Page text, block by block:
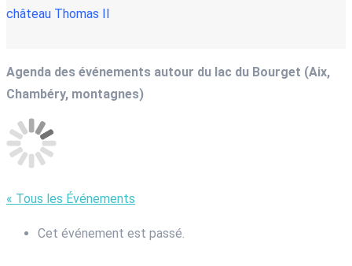
château Thomas II
Agenda des événements autour du lac du Bourget (Aix,
Chambéry, montagnes)
« Tous les Événements
Cet événement est passé.